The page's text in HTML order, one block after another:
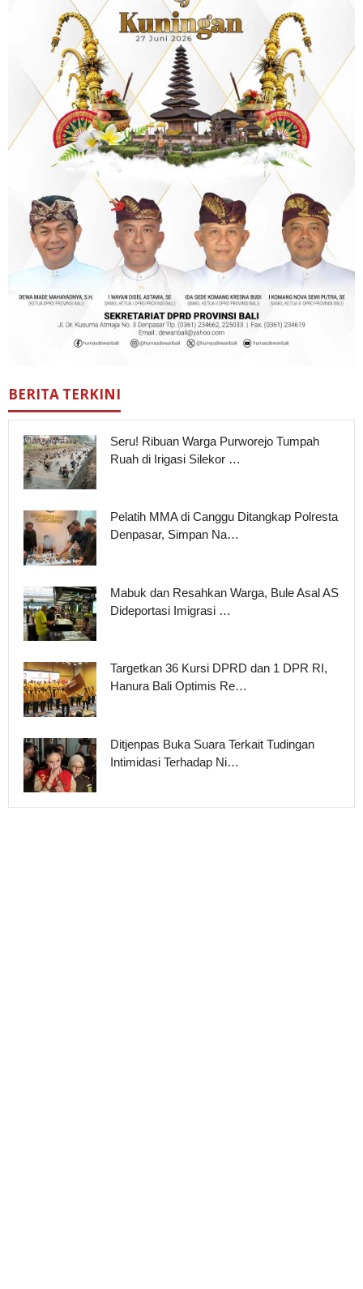
BERITA TERKINI
Seru! Ribuan Warga Purworejo Tumpah
Ruah di Irigasi Silekor …
Pelatih MMA di Canggu Ditangkap Polresta
Denpasar, Simpan Na…
Mabuk dan Resahkan Warga, Bule Asal AS
Dideportasi Imigrasi …
Targetkan 36 Kursi DPRD dan 1 DPR RI,
Hanura Bali Optimis Re…
Ditjenpas Buka Suara Terkait Tudingan
Intimidasi Terhadap Ni…